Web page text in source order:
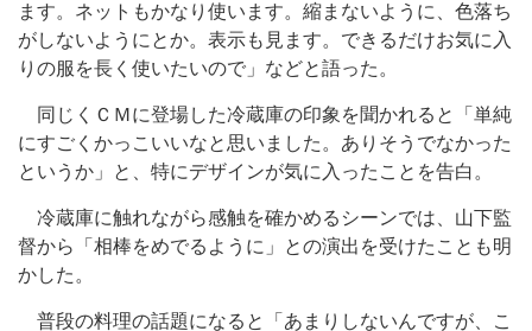
ます。ネットもかなり使います。縮まないように、色落ち
がしないようにとか。表示も見ます。できるだけお気に入
りの服を長く使いたいので」などと語った。
同じくＣＭに登場した冷蔵庫の印象を聞かれると「単純
にすごくかっこいいなと思いました。ありそうでなかった
というか」と、特にデザインが気に入ったことを告白。
冷蔵庫に触れながら感触を確かめるシーンでは、山下監
督から「相棒をめでるように」との演出を受けたことも明
かした。
普段の料理の話題になると「あまりしないんですが、こ